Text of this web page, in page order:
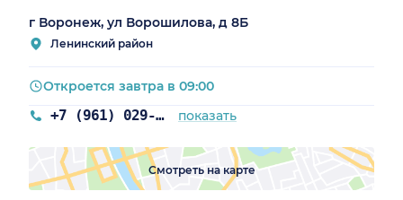
г Воронеж, ул Ворошилова, д 8Б
Ленинский район
+7 (961) 029-57-39 показать
Откроется завтра в 09:00
Смотреть на карте